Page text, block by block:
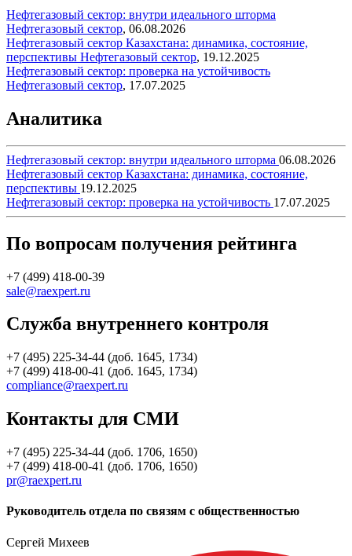
Нефтегазовый сектор: внутри идеального шторма
Нефтегазовый сектор, 06.08.2026
Нефтегазовый сектор Казахстана: динамика, состояние,
перспективы Нефтегазовый сектор, 19.12.2025
Нефтегазовый сектор: проверка на устойчивость
Нефтегазовый сектор, 17.07.2025
Аналитика
Нефтегазовый сектор: внутри идеального шторма 06.08.2026
Нефтегазовый сектор Казахстана: динамика, состояние,
перспективы 19.12.2025
Нефтегазовый сектор: проверка на устойчивость 17.07.2025
По вопросам получения рейтинга
+7 (499) 418-00-39
sale@raexpert.ru
Служба внутреннего контроля
+7 (495) 225-34-44 (доб. 1645, 1734)
+7 (499) 418-00-41 (доб. 1645, 1734)
compliance@raexpert.ru
Контакты для СМИ
+7 (495) 225-34-44 (доб. 1706, 1650)
+7 (499) 418-00-41 (доб. 1706, 1650)
pr@raexpert.ru
Руководитель отдела по связям с общественностью
Сергей Михеев